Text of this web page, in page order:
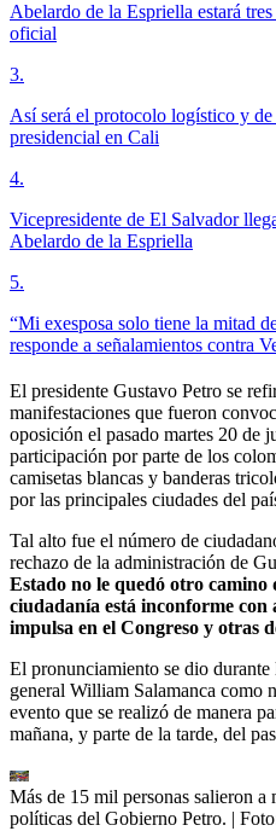
Abelardo de la Espriella estará
oficial
3.
Así será el protocolo logístico y de
presidencial en Cali
4.
Vicepresidente de El Salvador
Abelardo de la Espriella
5.
“Mi exesposa solo tiene la mitad
responde a señalamientos contra
El presidente Gustavo Petro se
manifestaciones que fueron
oposición el pasado martes 20 de
participación por parte de los
camisetas blancas y banderas
por las principales ciudades del
Tal alto fue el número de
rechazo de la administración de
Estado no le quedó otro camino
ciudadanía está inconforme con
impulsa en el Congreso y otras
El pronunciamiento se dio durante
general William Salamanca como
evento que se realizó de manera
mañana, y parte de la tarde, del
Más de 15 mil personas salieron a
políticas del Gobierno Petro. |